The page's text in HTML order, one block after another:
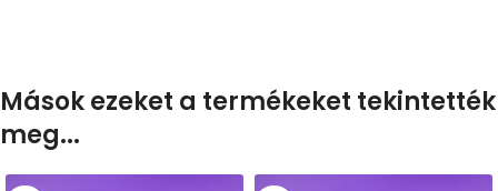
Mások ezeket a termékeket tekintették
meg...